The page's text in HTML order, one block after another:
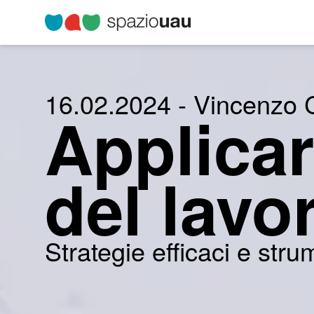
16.02.2024 - Vincenzo
del
Strategie efficaci e